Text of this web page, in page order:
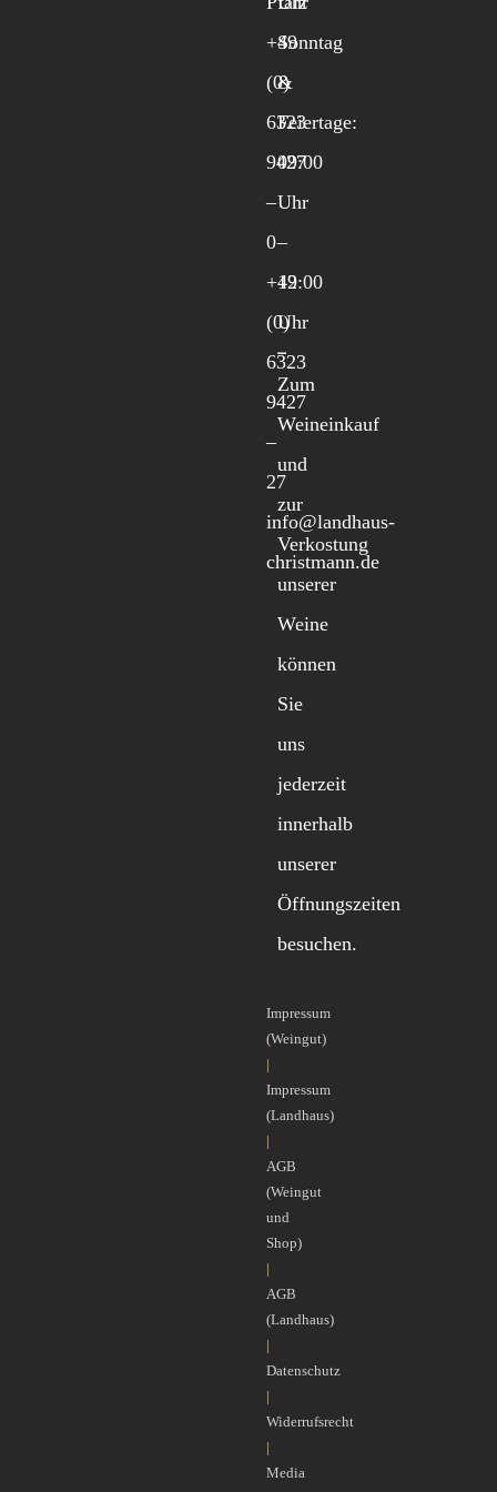
+49
(0)
6323
9427
–
0
+49
(0)
6323
9427
–
27
info@landhaus-
christmann.de
Sonntag
&
Feiertage:
09:00
Uhr
–
12:00
Uhr
Zum
Weineinkauf
und
zur
Verkostung
unserer
Weine
können
Sie
uns
jederzeit
innerhalb
unserer
Öffnungszeiten
besuchen.
Impressum
(Weingut)
|
Impressum
(Landhaus)
|
AGB
(Weingut
und
Shop)
|
AGB
(Landhaus)
|
Datenschutz
|
Widerrufsrecht
|
Media